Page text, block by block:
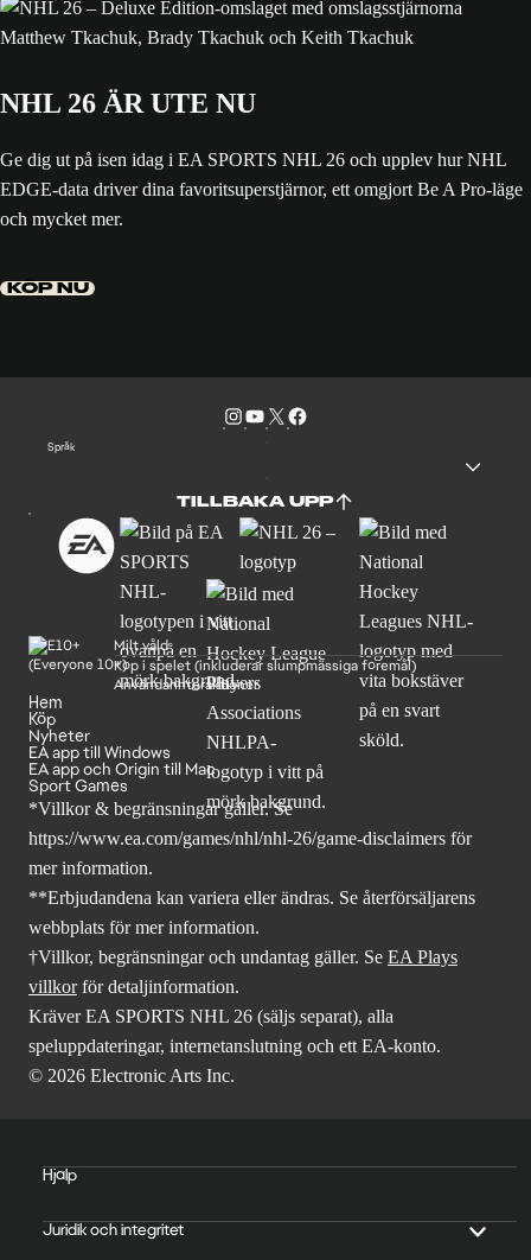
NHL 26 ÄR UTE NU
Ge dig ut på isen idag i EA SPORTS NHL 26 och upplev hur NHL
EDGE-data driver dina favoritsuperstjärnor, ett omgjort Be A Pro-läge
och mycket mer.
KÖP NU
Språk
TILLBAKA UPP
Milt våld
Köp i spelet (inkluderar slumpmässiga föremål)
Användarinteraktioner
Hem
Köp
Nyheter
EA app till Windows
EA app och Origin till Mac
Sport Games
*Villkor & begränsningar gäller. Se
https://www.ea.com/games/nhl/nhl-26/game-disclaimers för
mer information.
**Erbjudandena kan variera eller ändras. Se återförsäljarens
webbplats för mer information.
†Villkor, begränsningar och undantag gäller. Se EA Plays
villkorför detaljinformation.
Kräver EA SPORTS NHL 26 (säljs separat), alla
speluppdateringar, internetanslutning och ett EA-konto.
© 2026 Electronic Arts Inc.
Hjälp
Juridik och integritet